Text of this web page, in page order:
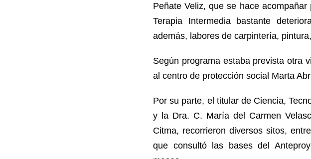
Peñate Veliz, que se hace
Terapia Intermedia bastante
además, labores de carpintería,
Según programa estaba prevista otra
al centro de protección social Marta
Por su parte, el titular de Ciencia,
y la Dra. C. María del Carmen
Citma, recorrieron diversos sitos,
que consultó las bases del